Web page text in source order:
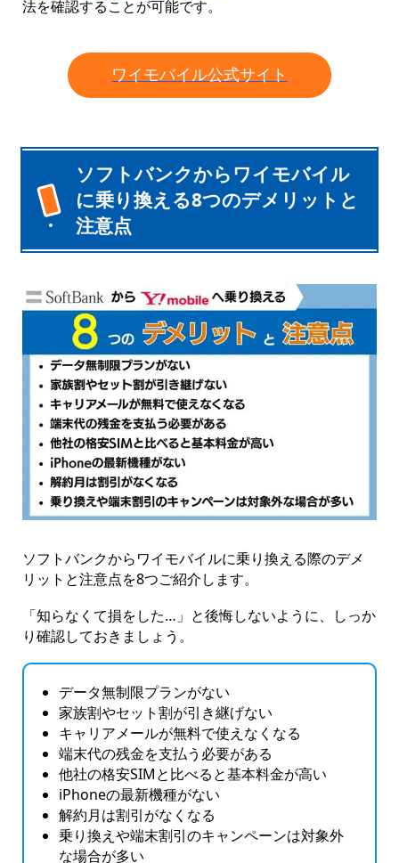
法を確認することが可能です。
ワイモバイル公式サイト
ソフトバンクからワイモバイル
に乗り換える8つのデメリットと
注意点
ソフトバンクからワイモバイルに乗り換える際のデメ
リットと注意点を8つご紹介します。
「知らなくて損をした…」と後悔しないように、しっか
り確認しておきましょう。
データ無制限プランがない
家族割やセット割が引き継げない
キャリアメールが無料で使えなくなる
端末代の残金を支払う必要がある
他社の格安SIMと比べると基本料金が高い
iPhoneの最新機種がない
解約月は割引がなくなる
乗り換えや端末割引のキャンペーンは対象外
な場合が多い